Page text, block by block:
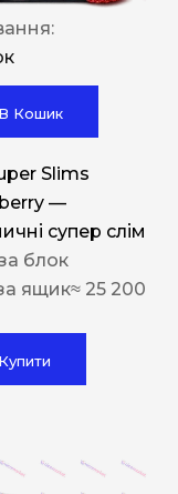
В Кошик
Slims
—
супер слім
блок
ящик≈ 25 200
Купити